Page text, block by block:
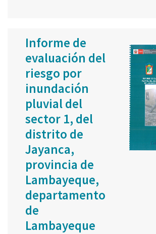
Informe de
evaluación del
riesgo por
inundación
pluvial del
sector 1, del
distrito de
Jayanca,
provincia de
Lambayeque,
departamento
de
Lambayeque